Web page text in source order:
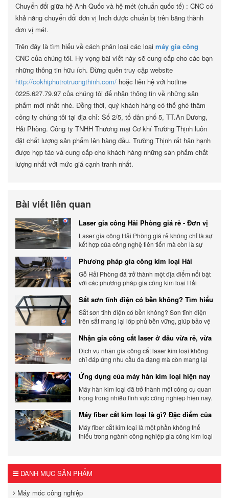
Chuyển đổi giữa hệ Anh Quốc và hệ mét (chuẩn quốc tế) : CNC có
khả năng chuyển đổi đơn vị Inch được chuẩn bị trên băng thành
đơn vị mét.
Trên đây là tìm hiểu về cách phân loại các loại máy gia công
CNC của chúng tôi. Hy vọng bài viết này sẽ cung cấp cho các bạn
những thông tin hữu ích. Đừng quên truy cập website
http://cokhiphutrotruongthinh.com/ hoặc liên hệ với hotline
0225.627.79.97 của chúng tôi để nhận thông tin về những sản
phẩm mới nhất nhé. Đồng thời, quý khách hàng có thể ghé thăm
công ty chúng tôi tại địa chỉ: Số 2/5, tổ dân phố 5, TT.An Dương,
Hải Phòng. Công ty TNHH Thương mại Cơ khí Trường Thịnh luôn
đặt chất lượng sản phẩm lên hàng đầu. Trường Thịnh rất hân hạnh
được hợp tác và cung cấp cho khách hàng những sản phẩm chất
lượng nhất với mức giá cạnh tranh nhất.
Bài viết liên quan
Laser gia công Hải Phòng giá rẻ - Đơn vị
gia công báo giá chính xác
Laser gia công Hải Phòng giá rẻ không chỉ là sự
kết hợp của công nghệ tiên tiến mà còn là sự
khách hàng. Xem ngay nhé.
Phương pháp gia công kim loại Hải
Phòng phổ biến hiện nay
Gỗ Hải Phòng đã trở thành một địa điểm nổi bật
với các phương pháp gia công kim loại Hải
Sắt sơn tĩnh điện có bền không? Tìm hiểu
chi tiết
Sắt sơn tĩnh điện có bền không? Sơn tĩnh điện
trên sắt mang lại lớp phủ bền vững, giúp bảo vệ
động bên ngoài.
Nhận gia công cắt laser ở đâu vừa rẻ, vừa
chất lượng
Dịch vụ nhận gia công cắt laser kim loại không
chỉ đáp ứng nhu cầu đa dạng mà còn mang lại
Ứng dụng của máy hàn kim loại hiện nay
Máy hàn kim loại đã trở thành một công cụ quan
trọng trong nhiều lĩnh vực công nghiệp hiện nay.
Máy fiber cắt kim loại là gì? Đặc điểm của
máy fiber
Máy fiber cắt kim loại là một phần không thể
thiếu trong ngành công nghiệp gia công kim loại
DANH MỤC SẢN PHẨM
Máy móc công nghiệp